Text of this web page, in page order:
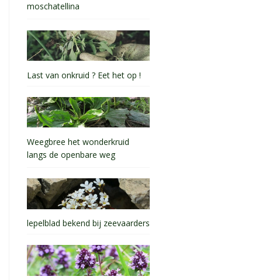
moschatellina
Last van onkruid ? Eet het op !
Weegbree het wonderkruid
langs de openbare weg
lepelblad bekend bij zeevaarders